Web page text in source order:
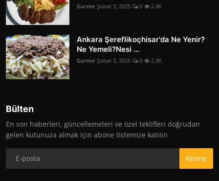
Gurme Şubat 3, 2025 0 2.4K
Ankara Şereflikoçhisar'da Ne Yenir?
Ne Yemeli?Nesi ...
Gurme Şubat 3, 2025 0 2.3K
Bülten
En son haberleri, güncellemeleri ve özel teklifleri doğrudan
gelen kutunuza almak için abone listemize katılın
Abone